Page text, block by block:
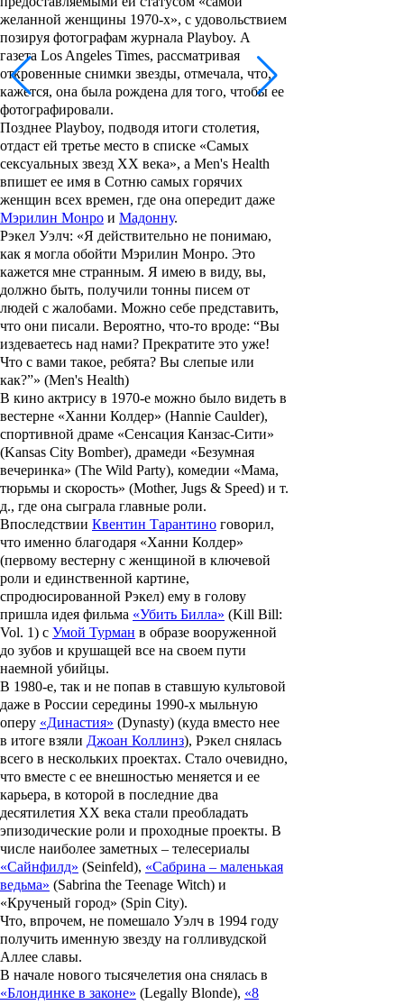
желанной женщины 1970-х», с удовольствием
позируя фотографам журнала Playboy. А
газета Los Angeles Times, рассматривая
откровенные снимки звезды, отмечала, что,
кажется, она была рождена для того, чтобы ее
фотографировали.
Позднее Playboy, подводя итоги столетия,
отдаст ей третье место в списке «Самых
сексуальных звезд ХХ века», а Men's Health
впишет ее имя в Сотню самых горячих
женщин всех времен, где она опередит даже
Мэрилин Монро и Мадонну.
Рэкел Уэлч: «Я действительно не понимаю,
как я могла обойти Мэрилин Монро. Это
кажется мне странным. Я имею в виду, вы,
должно быть, получили тонны писем от
людей с жалобами. Можно себе представить,
что они писали. Вероятно, что-то вроде: “Вы
издеваетесь над нами? Прекратите это уже!
Что с вами такое, ребята? Вы слепые или
как?”» (Men's Health)
В кино актрису в 1970-е можно было видеть в
вестерне «Ханни Колдер» (Hannie Caulder),
спортивной драме «Сенсация Канзас-Сити»
(Kansas City Bomber), драмеди «Безумная
вечеринка» (The Wild Party), комедии «Мама,
тюрьмы и скорость» (Mother, Jugs & Speed) и т.
д., где она сыграла главные роли.
Впоследствии Квентин Тарантино говорил,
что именно благодаря «Ханни Колдер»
(первому вестерну с женщиной в ключевой
роли и единственной картине,
спродюсированной Рэкел) ему в голову
пришла идея фильма «Убить Билла» (Kill Bill:
Vol. 1) с Умой Турман в образе вооруженной
до зубов и крушащей все на своем пути
наемной убийцы.
В 1980-е, так и не попав в ставшую культовой
даже в России середины 1990-х мыльную
оперу «Династия» (Dynasty) (куда вместо нее
в итоге взяли Джоан Коллинз), Рэкел снялась
всего в нескольких проектах. Стало очевидно,
что вместе с ее внешностью меняется и ее
карьера, в которой в последние два
десятилетия ХХ века стали преобладать
эпизодические роли и проходные проекты. В
числе наиболее заметных – телесериалы
«Сайнфилд» (Seinfeld), «Сабрина – маленькая
ведьма» (Sabrina the Teenage Witch) и
«Крученый город» (Spin City).
Что, впрочем, не помешало Уэлч в 1994 году
получить именную звезду на голливудской
Аллее славы.
В начале нового тысячелетия она снялась в
«Блондинке в законе» (Legally Blonde), «8